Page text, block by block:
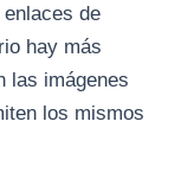
de
hay más
las imágenes
los mismos